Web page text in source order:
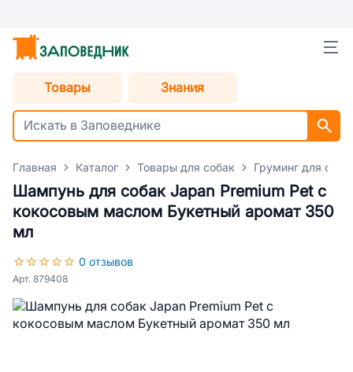
Товары Знания
Главная Каталог Товары для собак Груминг для
Шампунь для собак Japan Premium Pet с
кокосовым маслом Букетный аромат 350
мл
0 отзывов
Арт. 879408